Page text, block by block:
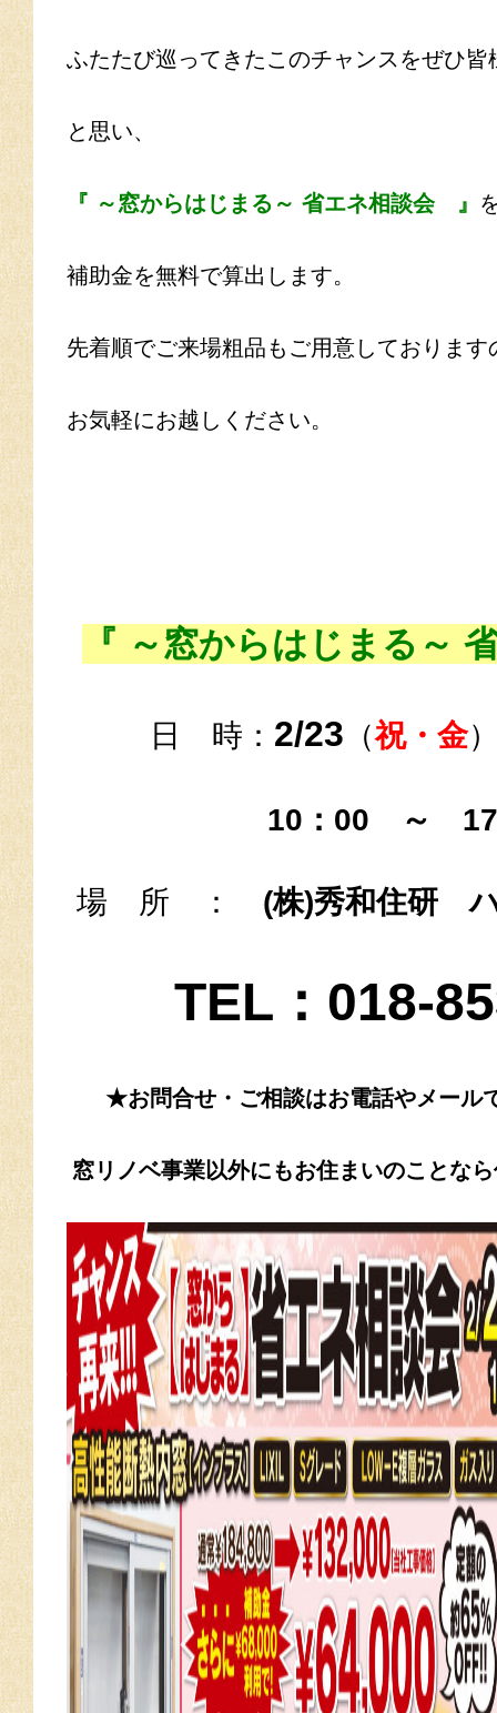
ふたたび巡ってきたこのチャンスをぜひ
と思い、
『 ～窓からはじまる～ 省エネ相談会 』
補助金を無料で算出します。
先着順でご来場粗品もご用意しております
お気軽にお越しください。
『 ～窓からはじまる～
日 時： 2/23 （祝・金
10：00 ～ 17
場 所 ： (株)秀和住研
TEL：018-
★お問合せ・ご相談はお電話やメール
窓リノベ事業以外にもお住まいのことな